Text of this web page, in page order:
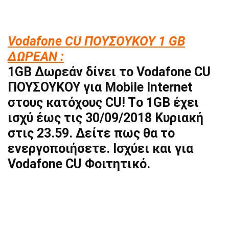
Vodafone CU ΠΟΥΣΟΥΚΟΥ 1 GB
ΔΩΡΕΑΝ :
1GB Δωρεάν δίνει το Vodafone CU
ΠΟΥΣΟΥΚΟΥ για Mobile Internet
στους κατόχους CU! Tο 1GB έχει
ισχύ έως τις 30/09/2018 Κυριακή
στις 23.59. Δείτε πως θα το
ενεργοποιήσετε. Ισχύει και για
Vodafone CU Φοιτητικό.